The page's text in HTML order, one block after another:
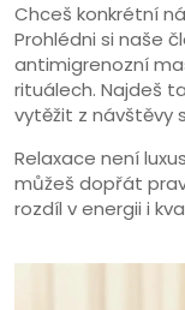
Chceš konkrétní
Prohlédni si naše
antimigrenozní
rituálech. Najdeš
vytěžit z návštěvy
Relaxace není
můžeš dopřát
rozdíl v energii i